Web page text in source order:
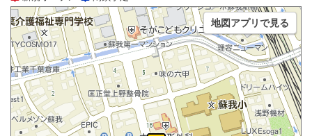
地図アプリで見る